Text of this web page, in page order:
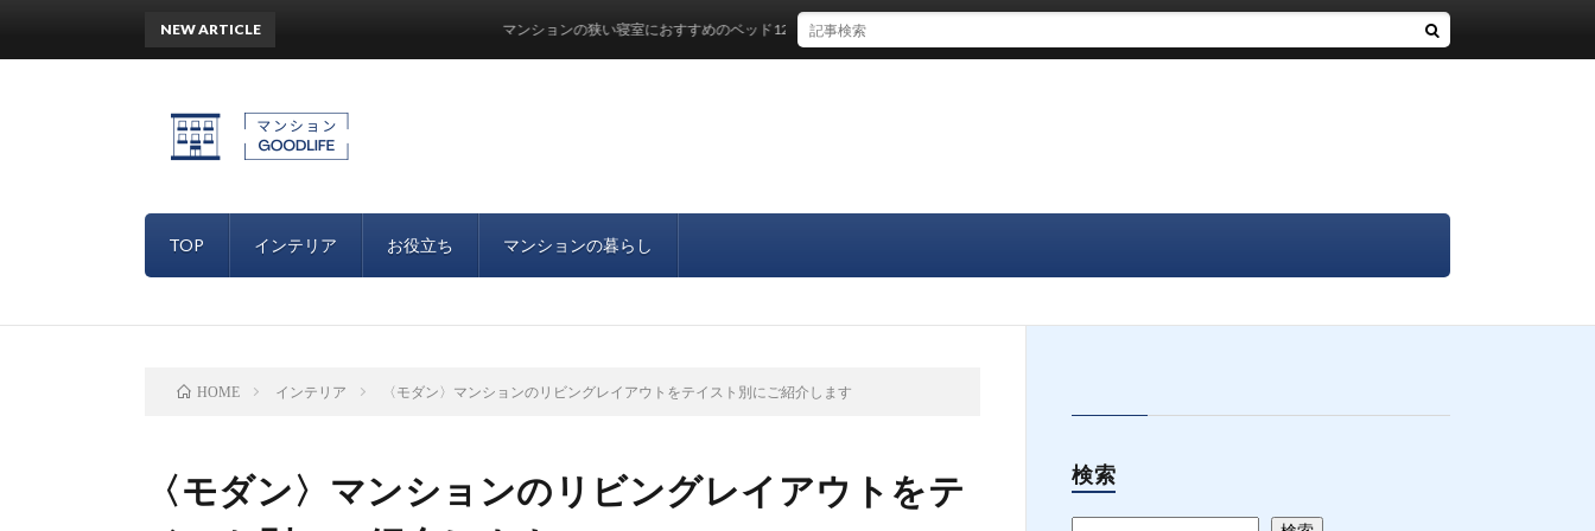
TOP インテリア お役立ち マンションの暮らし
NEW ARTICLE マンションの狭い寝室におすすめのベッド12選をご紹介！
HOME インテリア 〈モダン〉マンションのリビングレイアウトをテイスト別にご紹介します
〈モダン〉マンションのリビングレイアウトをテ
検索